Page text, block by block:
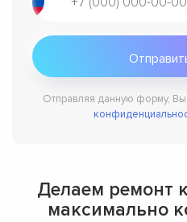
Отправляя данную форму,
Делаем ремонт
максимально